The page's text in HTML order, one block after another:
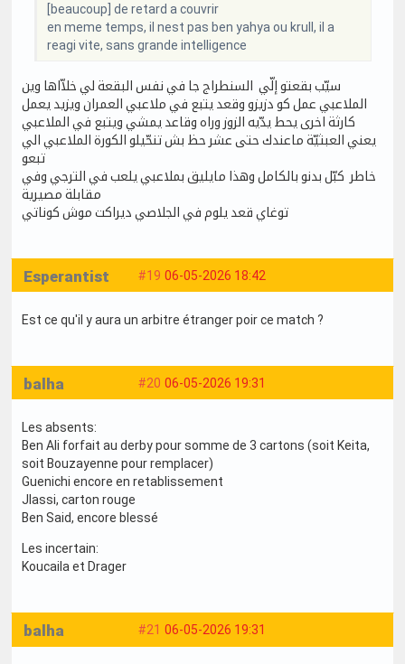
[beaucoup] de retard a couvrir
en meme temps, il nest pas ben yahya ou krull, il a
reagi vite, sans grande intelligence
سيّب بقعتو إلّي السنطراج جا في نفس البقعة لي خلاّاها وين
الملاعبي عمل كو دزيزو وقعد يتبع في ملاعبي العمران ويزيد يعمل
كارثة اخرى يحط يدّيه الزوز وراه وقاعد يمشي ويتبع في الملاعبي
يعني العبثيّة ماعندك حتى عشر حظ بش تنحّيلو الكورة الملاعبي الي
تبعو
خاطر كبّل بدنو بالكامل وهذا مايليق بملاعبي يلعب في الترجي وفي
مقابلة مصيرية
توغاي قعد يلوم في الجلاصي ديراكت موش كوناتي
#19 06-05-2026 18:42
Esperantist
Est ce qu'il y aura un arbitre étranger poir ce match ?
#20 06-05-2026 19:31
balha
Les absents:
Ben Ali forfait au derby pour somme de 3 cartons (soit Keita,
soit Bouzayenne pour remplacer)
Guenichi encore en retablissement
Jlassi, carton rouge
Ben Said, encore blessé
Les incertain:
Koucaila et Drager
#21 06-05-2026 19:31
balha